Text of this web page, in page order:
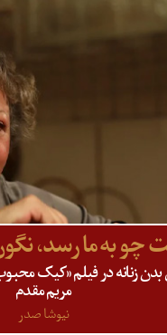
چو به ما رسد،
بدن زنانه در فیلم «کیک
مریم مقدم
نیوشا صدر